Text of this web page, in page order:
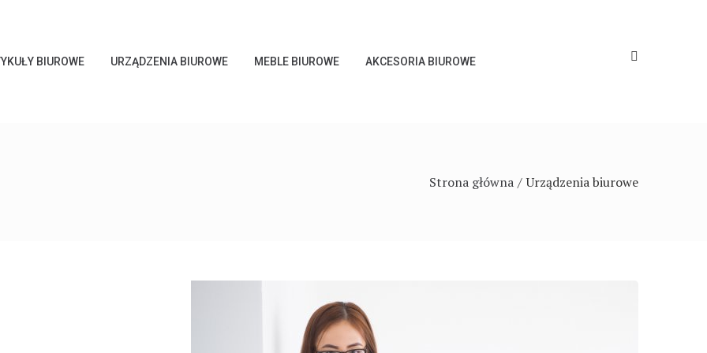
BIUROWE URZĄDZENIA BIUROWE MEBLE BIUROWE AKCESORIA BIUROWE
Strona główna Urządzenia biurowe